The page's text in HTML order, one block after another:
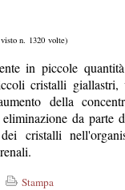
n. 1320 volte)
in piccole
cristalli giallastri,
della
da parte
cristalli
Stampa